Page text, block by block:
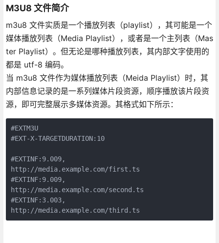
M3U8 文件简介
m3u8 文件实质是一个播放列表（playlist），其可能是一个
媒体播放列表（Media Playlist），或者是一个主列表（Mas
ter Playlist）。但无论是哪种播放列表，其内部文字使用的
都是 utf-8 编码。
当 m3u8 文件作为媒体播放列表（Meida Playlist）时，其
内部信息记录的是一系列媒体片段资源，顺序播放该片段资
源，即可完整展示多媒体资源。其格式如下所示：
#EXTM3U
#EXT-X-TARGETDURATION:10
#EXTINF:9.009,
http://media.example.com/first.ts
#EXTINF:9.009,
http://media.example.com/second.ts
#EXTINF:3.003,
http://media.example.com/third.ts